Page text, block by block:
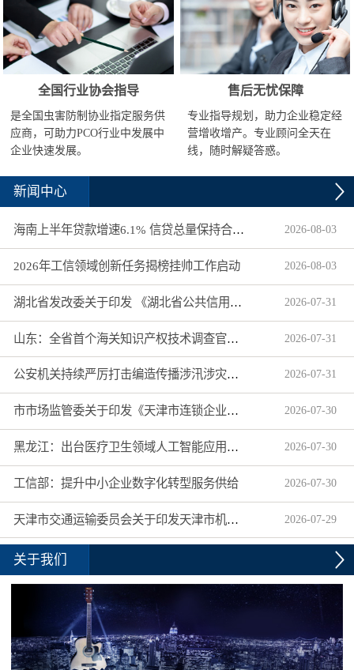
全国行业协会指导
是全国虫害防制协业指定服务供
应商，可助力PCO行业中发展中
企业快速发展。
售后无忧保障
专业指导规划，助力企业稳定经
营增收增产。专业顾问全天在
线，随时解疑答惑。
新闻中心
海南上半年贷款增速6.1% 信贷总量保持合理平稳增长 2026-08-03
2026年工信领域创新任务揭榜挂帅工作启动 2026-08-03
湖北省发改委关于印发 《湖北省公共信用信息目录（2026年版）》的通知 2026-07-31
山东：全省首个海关知识产权技术调查官制度落地济南自贸片区 2026-07-31
公安机关持续严厉打击编造传播涉汛涉灾网络谣言 2026-07-31
市市场监管委关于印发《天津市连锁企业食品经营许可“先证后核”信用承诺审批实施办法》的通知 2026-07-30
黑龙江：出台医疗卫生领域人工智能应用工作实施方案 2026-07-30
工信部：提升中小企业数字化转型服务供给 2026-07-30
天津市交通运输委员会关于印发天津市机动车驾驶员培训机构及教练员综合信用评价管理办法的通知 2026-07-29
关于我们